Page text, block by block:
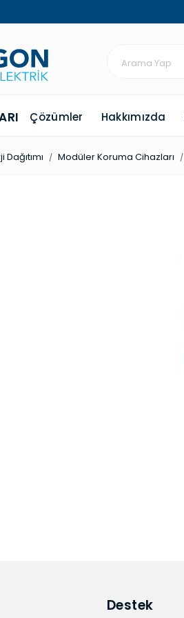
Çözümler Hakkımızda
Dağıtımı Modüler Koruma Cihazları
Destek